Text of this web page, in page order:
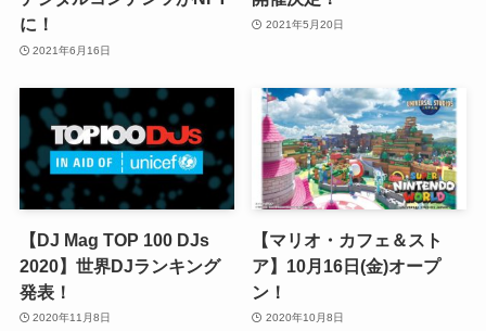
に！
2021年6月16日
2021年5月20日
【DJ Mag TOP 100 DJs
2020】世界DJランキング
発表！
2020年11月8日
【マリオ・カフェ＆スト
ア】10月16日(金)オープ
ン！
2020年10月8日